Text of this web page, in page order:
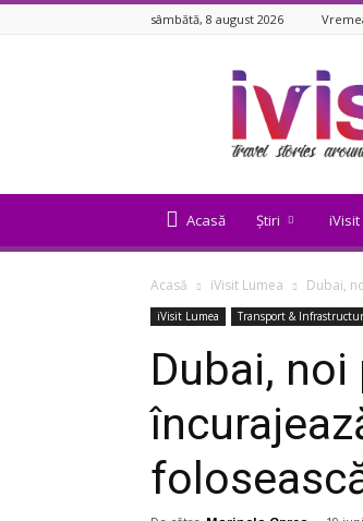
sâmbătă, 8 august 2026
iVisit.ro
Acasă Știri
Acasă iVisit Lumea Dubai,
iVisit Lumea Transport &
Dubai,